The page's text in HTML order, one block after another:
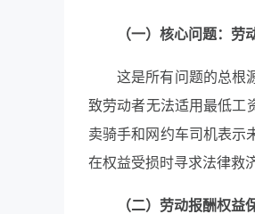
（一）核心问题：
这是所有问题的总根
致劳动者无法适用最低工
卖骑手和网约车司机表示
在权益受损时寻求法律救
（二）劳动报酬权益